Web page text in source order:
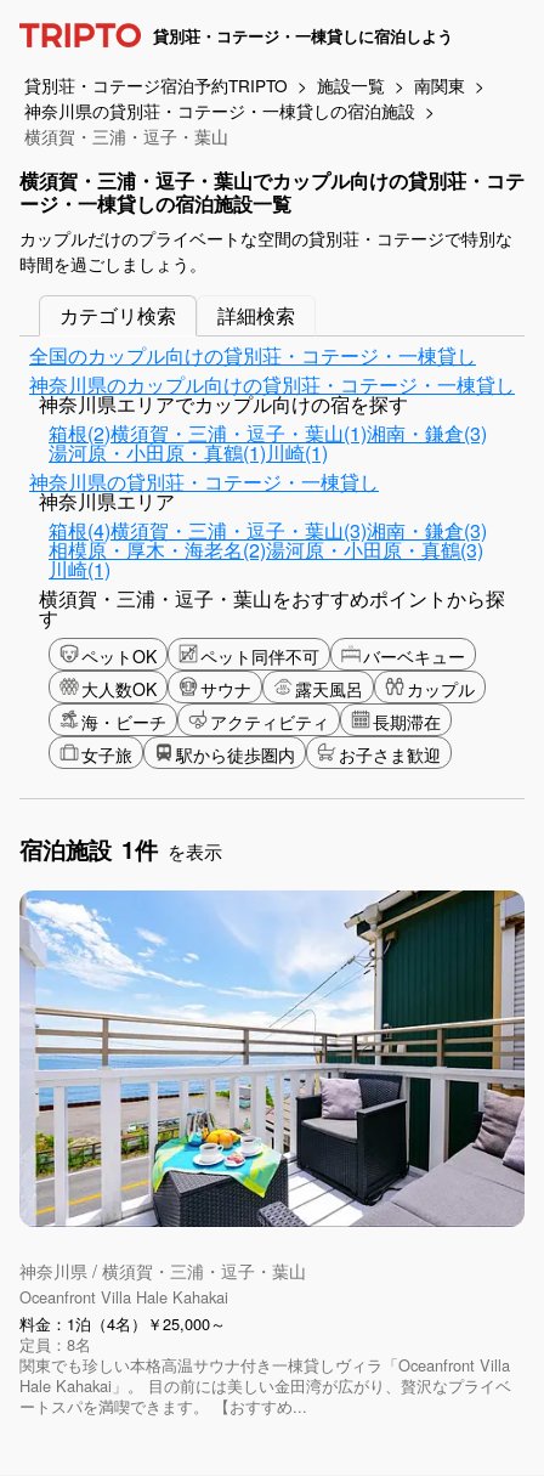
貸別荘・コテージ・一棟貸しに宿泊しよう
貸別荘・コテージ宿泊予約TRIPTO 施設一覧
南関東
神奈川県の貸別荘・コテージ・一棟貸しの宿泊施設
横須賀・三浦・逗子・葉山
横須賀・三浦・逗子・葉山でカップル向けの貸別荘・コテ
ージ・一棟貸しの宿泊施設一覧
カップルだけのプライベートな空間の貸別荘・コテージで特別な
時間を過ごしましょう。
カテゴリ検索
詳細検索
全国のカップル向けの貸別荘・コテージ・一棟貸し
神奈川県のカップル向けの貸別荘・コテージ・一棟貸し
神奈川県エリアでカップル向けの宿を探す
箱根(2)横須賀・三浦・逗子・葉山(1)湘南・鎌倉(3)
湯河原・小田原・真鶴(1)川崎(1)
神奈川県の貸別荘・コテージ・一棟貸し
神奈川県エリア
箱根(4)横須賀・三浦・逗子・葉山(3)湘南・鎌倉(3)
相模原・厚木・海老名(2)湯河原・小田原・真鶴(3)
川崎(1)
横須賀・三浦・逗子・葉山をおすすめポイントから探
す
ペットOK ペット同伴不可
バーベキュー
大人数OK
サウナ 露天風呂
カップル
海・ビーチ
アクティビティ
長期滞在
女子旅
駅から徒歩圏内 お子さま歓迎
宿泊施設 1件 を表示
神奈川県 / 横須賀・三浦・逗子・葉山
Oceanfront Villa Hale Kahakai
料金：1泊（4名）￥25,000～
定員：8名
関東でも珍しい本格高温サウナ付き一棟貸しヴィラ「Oceanfront Villa
Hale Kahakai」。 目の前には美しい金田湾が広がり、贅沢なプライベ
ートスパを満喫できます。 【おすすめ...